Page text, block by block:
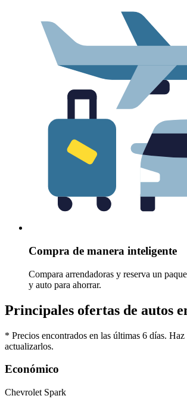
Compra de manera inteligente
Compara arrendadoras y reserva un
y auto para ahorrar.
Principales ofertas de autos
* Precios encontrados en las últimas 6 días. Haz
actualizarlos.
Económico
Chevrolet Spark